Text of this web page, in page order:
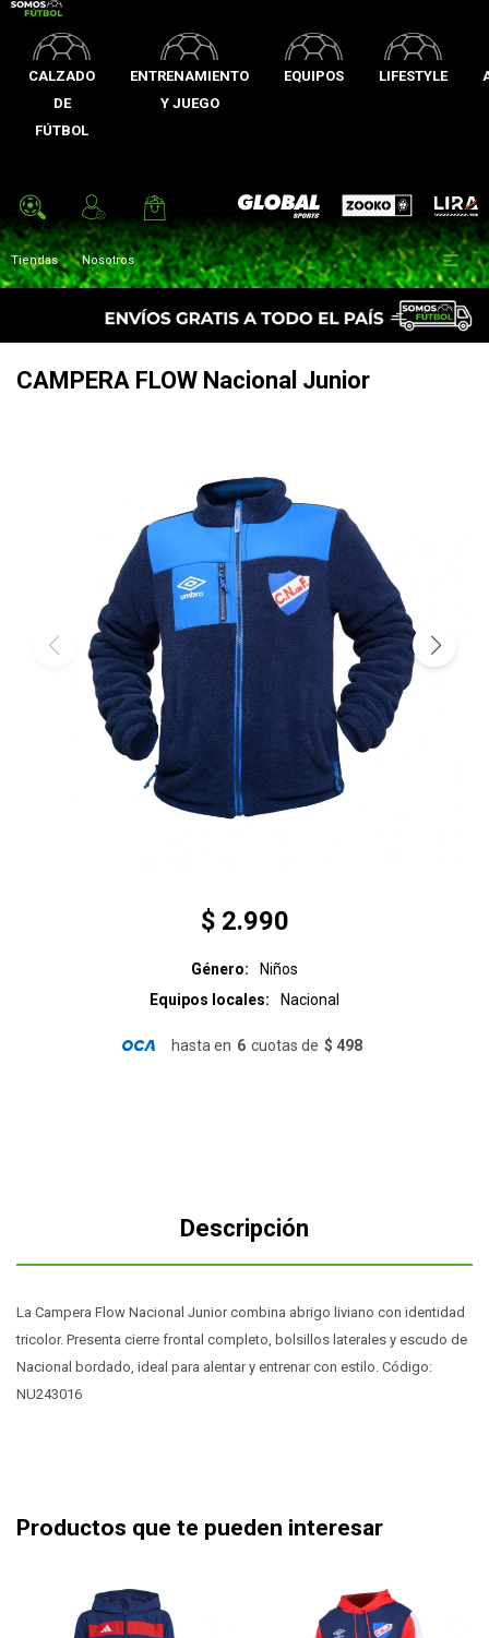
CALZADO
DE
FÚTBOL
ENTRENAMIENTO
Y JUEGO
EQUIPOS LIFESTYLE
Global Sports Zooko Lira
Tiendas Nosotros 
CAMPERA FLOW Nacional Junior
$ 2.990
Género
Niños
Equipos locales
Nacional
hasta en 6 cuotas de $ 498
Descripción
La Campera Flow Nacional Junior combina abrigo liviano con identidad
tricolor. Presenta cierre frontal completo, bolsillos laterales y escudo de
Nacional bordado, ideal para alentar y entrenar con estilo. Código:
NU243016
Productos que te pueden interesar